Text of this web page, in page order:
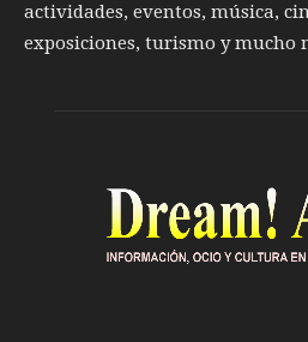
actividades, eventos, música,
exposiciones, turismo y mucho